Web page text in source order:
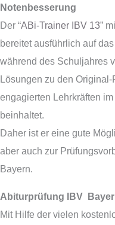
Notenbesserung
Der “ABi-Trainer IBV 13”
bereitet ausführlich auf
während des Schuljahres
Lösungen zu den
engagierten Lehrkräften
beinhaltet.
Daher ist er eine gute
aber auch zur
Bayern.
Abiturprüfung IBV
Mit Hilfe der vielen